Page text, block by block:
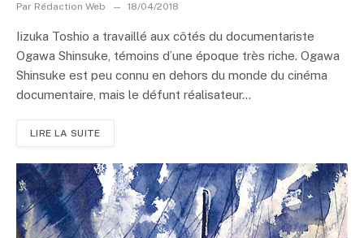
Par Rédaction Web 18/04/2018
Iizuka Toshio a travaillé aux côtés du documentariste
Ogawa Shinsuke, témoins d’une époque très riche. Ogawa
Shinsuke est peu connu en dehors du monde du cinéma
documentaire, mais le défunt réalisateur...
LIRE LA SUITE